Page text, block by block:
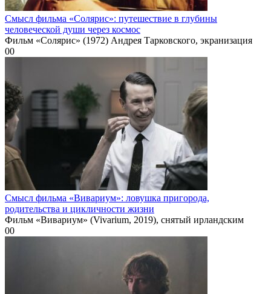
Смысл фильма «Солярис»: путешествие в глубины
человеческой души через космос
Фильм «Солярис» (1972) Андрея Тарковского, экранизация
00
Смысл фильма «Вивариум»: ловушка пригорода,
родительства и цикличности жизни
Фильм «Вивариум» (Vivarium, 2019), снятый ирландским
00